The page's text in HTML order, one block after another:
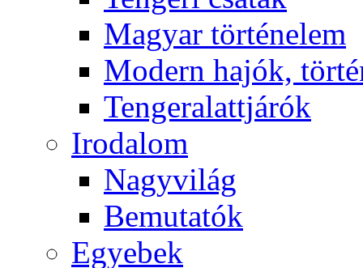
Magyar történelem
Modern hajók,
Tengeralattjárók
Irodalom
Nagyvilág
Bemutatók
Egyebek